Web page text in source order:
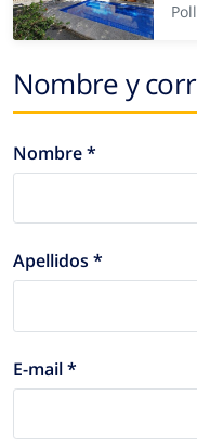
Nombre y
Nombre *
Apellidos *
E-mail *